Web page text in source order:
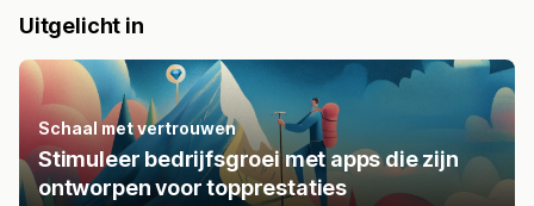
Uitgelicht in
Schaal met vertrouwen
Stimuleer bedrijfsgroei met apps die zijn
ontworpen voor topprestaties